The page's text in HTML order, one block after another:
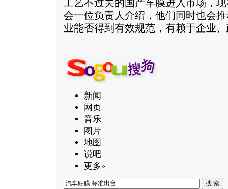
工艺不过关的国产车膜进入市场，
会一位负责人介绍，他们同时也会
业能否得到有效规范，有赖于企业
新闻
网页
音乐
图片
地图
说吧
更多»